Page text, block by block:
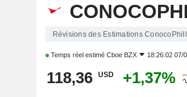
Révisions des Estimations
Temps réel estimé Cboe BZX 18:26:02 07/
118,36 USD +1,37%